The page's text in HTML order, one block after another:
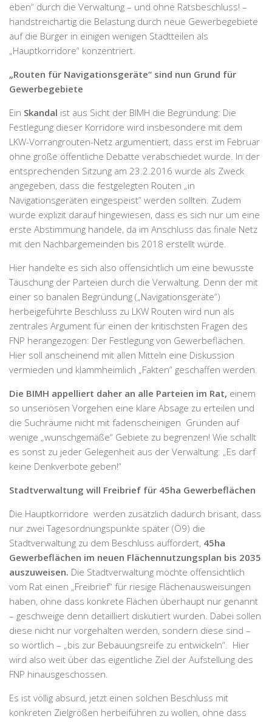
eben“ durch die Verwaltung – und ohne Ratsbeschluss! –
handstreichartig die Belastung durch neue Gewerbegebiete
auf die Bürger in einigen wenigen Stadtteilen als
„Hauptkorridore“ konzentriert.
„Routen für Navigationsgeräte“ sind nun Grund für
Gewerbegebiete
Ein Skandal ist aus Sicht der BIMH die Begründung: Die
Festlegung dieser Korridore wird insbesondere mit dem
LKW-Vorrangrouten-Netz argumentiert, dass erst im Februar
ohne große öffentliche Debatte verabschiedet wurde. In der
entsprechenden Sitzung am 23.2.2016 wurde als Zweck
angegeben, dass die festgelegten Routen „in
Navigationsgeräten eingespeist“ werden sollten. Zudem
wurde explizit darauf hingewiesen, dass es sich nur um eine
erste Abstimmung handele, da im Anschluss das finale Netz
mit den Nachbargemeinden bis 2018 erstellt würde.
Hier handelte es sich also offensichtlich um eine bewusste
Täuschung der Parteien durch die Verwaltung. Denn der mit
einer so banalen Begründung („Navigationsgeräte“)
herbeigeführte Beschluss zu LKW Routen wird nun als
zentrales Argument für einen der kritischsten Fragen des
FNP herangezogen: Der Festlegung von Gewerbeflächen.
Hier soll anscheinend mit allen Mitteln eine Diskussion
vermieden und klammheimlich „Fakten“ geschaffen werden.
Die BIMH appelliert daher an alle Parteien im Rat, einem
so unseriösen Vorgehen eine klare Absage zu erteilen und
die Suchräume nicht mit fadenscheinigen Gründen auf
wenige „wunschgemäße“ Gebiete zu begrenzen! Wie schallt
es sonst zu jeder Gelegenheit aus der Verwaltung: „Es darf
keine Denkverbote geben!“
Stadtverwaltung will Freibrief für 45ha Gewerbeflächen
Die Hauptkorridore werden zusätzlich dadurch brisant, dass
nur zwei Tagesordnungspunkte später (Ö9) die
Stadtverwaltung zu dem Beschluss auffordert, 45ha
Gewerbeflächen im neuen Flächennutzungsplan bis 2035
auszuweisen. Die Stadtverwaltung möchte offensichtlich
vom Rat einen „Freibrief“ für riesige Flächenausweisungen
haben, ohne dass konkrete Flächen überhaupt nur genannt
– geschweige denn detailliert diskutiert wurden. Dabei sollen
diese nicht nur vorgehalten werden, sondern diese sind –
so wörtlich – „bis zur Bebauungsreife zu entwickeln“. Hier
wird also weit über das eigentliche Ziel der Aufstellung des
FNP hinausgeschossen.
Es ist völlig absurd, jetzt einen solchen Beschluss mit
konkreten Zielgrößen herbeiführen zu wollen, ohne dass